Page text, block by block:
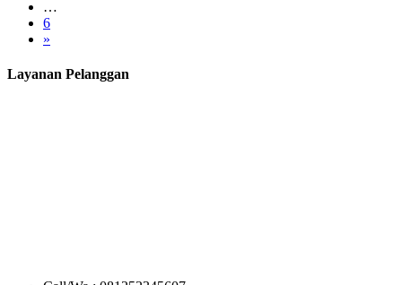
…
6
»
Layanan Pelanggan